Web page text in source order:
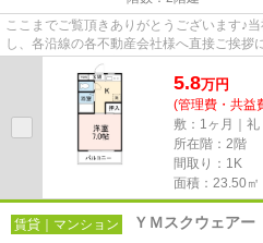
ここまでご覧頂きありがとうございます♪
し、各沿線の各不動産会社様へ直接ご挨拶
しております！最新の情報は...
5.8万円
(管理費・共益
敷：1ヶ月｜礼
所在階：2階
間取り：1K
面積：23.50㎡
賃貸｜マンション ＹＭスクウェアー